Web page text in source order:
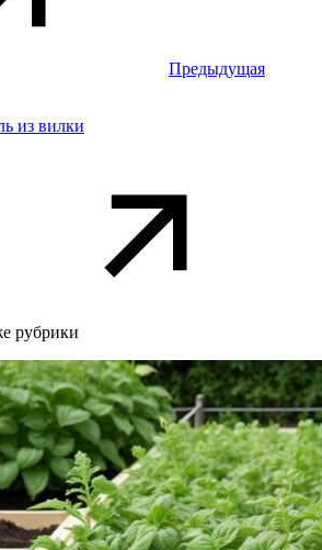
Предыдущая
из вилки
рубрики